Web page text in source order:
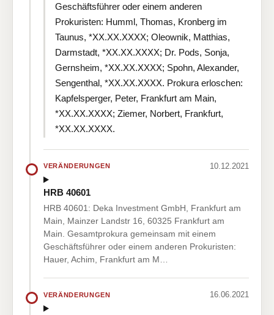
Geschäftsführer oder einem anderen
Prokuristen: Humml, Thomas, Kronberg im
Taunus, *XX.XX.XXXX; Oleownik, Matthias,
Darmstadt, *XX.XX.XXXX; Dr. Pods, Sonja,
Gernsheim, *XX.XX.XXXX; Spohn, Alexander,
Sengenthal, *XX.XX.XXXX. Prokura erloschen:
Kapfelsperger, Peter, Frankfurt am Main,
*XX.XX.XXXX; Ziemer, Norbert, Frankfurt,
*XX.XX.XXXX.
VERÄNDERUNGEN 10.12.2021
HRB 40601
HRB 40601: Deka Investment GmbH, Frankfurt am
Main, Mainzer Landstr 16, 60325 Frankfurt am
Main. Gesamtprokura gemeinsam mit einem
Geschäftsführer oder einem anderen Prokuristen:
Hauer, Achim, Frankfurt am M…
VERÄNDERUNGEN 16.06.2021